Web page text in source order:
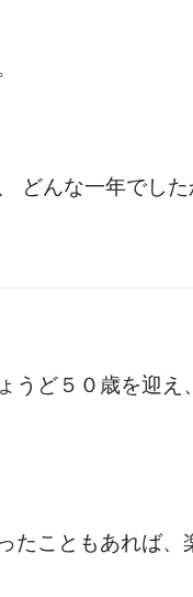
どんな一年でした
うど５０歳を迎え
こともあれば、